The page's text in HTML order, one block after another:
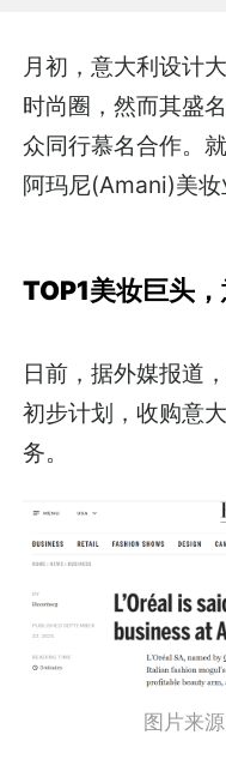
月初，意大利设计
时尚圈，然而其盛
众同行慕名合作。
阿玛尼(Amani)美妆
TOP1美妆巨头
日前，据外媒报道
初步计划，收购意
务。
图片来